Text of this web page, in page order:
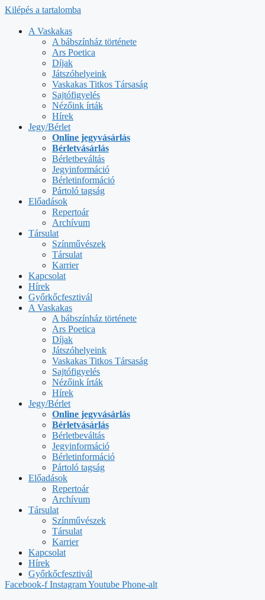
Kilépés a tartalomba
A Vaskakas
A bábszínház története
Ars Poetica
Díjak
Játszóhelyeink
Vaskakas Titkos Társaság
Sajtófigyelés
Nézőink írták
Hírek
Jegy/Bérlet
Online jegyvásárlás
Bérletvásárlás
Bérletbeváltás
Jegyinformáció
Bérletinformáció
Pártoló tagság
Előadások
Repertoár
Archívum
Társulat
Színművészek
Társulat
Karrier
Kapcsolat
Hírek
Győrkőcfesztivál
A Vaskakas
A bábszínház története
Ars Poetica
Díjak
Játszóhelyeink
Vaskakas Titkos Társaság
Sajtófigyelés
Nézőink írták
Hírek
Jegy/Bérlet
Online jegyvásárlás
Bérletvásárlás
Bérletbeváltás
Jegyinformáció
Bérletinformáció
Pártoló tagság
Előadások
Repertoár
Archívum
Társulat
Színművészek
Társulat
Karrier
Kapcsolat
Hírek
Győrkőcfesztivál
Facebook-f InstagramYoutube Phone-alt